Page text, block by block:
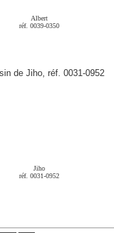
Albert
réf. 0039-0350
Jiho
réf. 0031-0952